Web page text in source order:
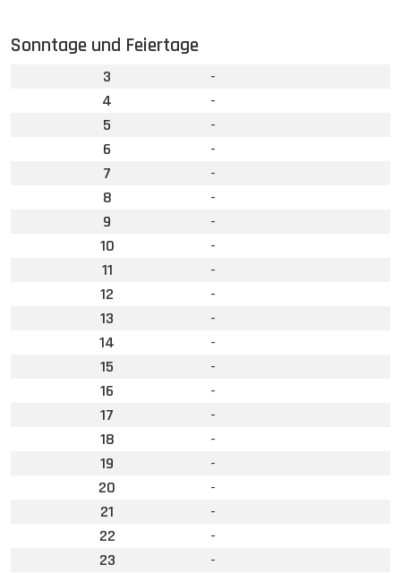
Sonntage und Feiertage
3
-
4
-
5
-
6
-
7
-
8
-
9
-
10
-
11
-
12
-
13
-
14
-
15
-
16
-
17
-
18
-
19
-
20
-
21
-
22
-
23
-